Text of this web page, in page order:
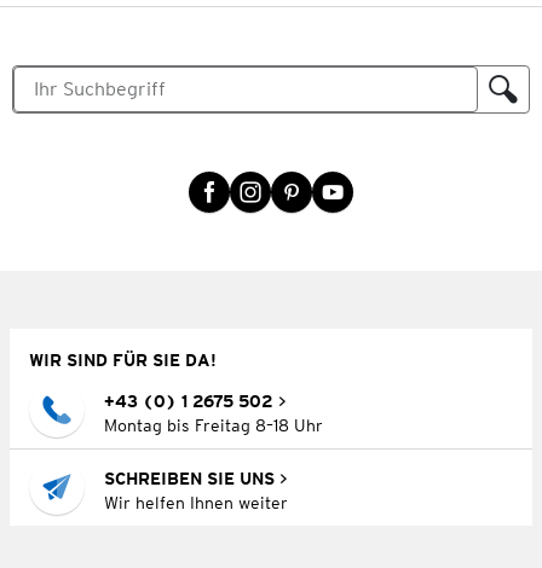
WIR SIND FÜR SIE DA!
+43 (0) 1 2675 502
Montag bis Freitag 8–18 Uhr
SCHREIBEN SIE UNS
Wir helfen Ihnen weiter